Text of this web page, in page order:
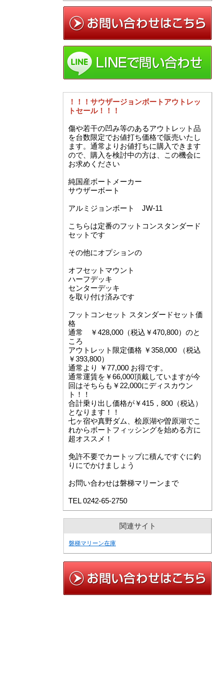
！！！サウザージョンボートアウトレッ
トセール！！！
傷や若干の凹み等のあるアウトレット品
を台数限定でお値打ち価格で販売いたし
ます。通常よりお値打ちに購入できます
ので、購入を検討中の方は、この機会に
お求めください
純国産ボートメーカー
サウザーボート
アルミジョンボート JW-11
こちらは定番のフットコンスタンダード
セットです
その他にオプションの
オフセットマウント
ハーフデッキ
センターデッキ
を取り付け済みです
フットコンセット スタンダードセット価
格
通常 ￥428,000（税込￥470,800）のと
ころ
アウトレット限定価格 ￥358,000 （税込
￥393,800）
通常より ￥77,000 お得です。
通常運賃を￥66,000頂戴していますが今
回はそちらも￥22,000にディスカウン
ト！！
合計乗り出し価格が￥415，800（税込）
となります！！
七ヶ宿や真野ダム、桧原湖や曽原湖でこ
れからボートフィッシングを始める方に
超オススメ！
免許不要でカートップに積んですぐに釣
りにでかけましょう
お問い合わせは磐梯マリーンまで
TEL 0242-65-2750
関連サイト
磐梯マリーン在庫